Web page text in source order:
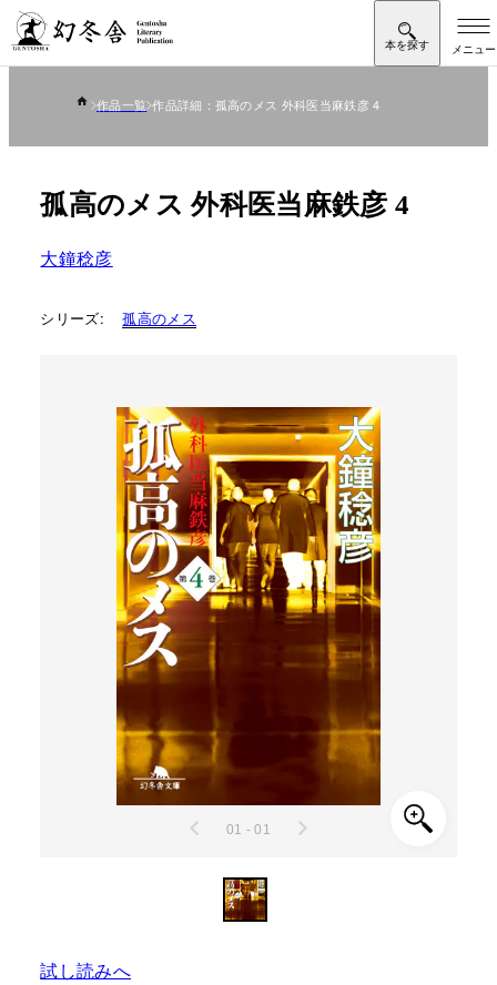
作品一覧 作品詳細：孤高のメス 外科医当麻鉄彦 4
孤高のメス 外科医当麻鉄彦 4
大鐘稔彦
シリーズ: 孤高のメス
01 - 01
試し読みへ